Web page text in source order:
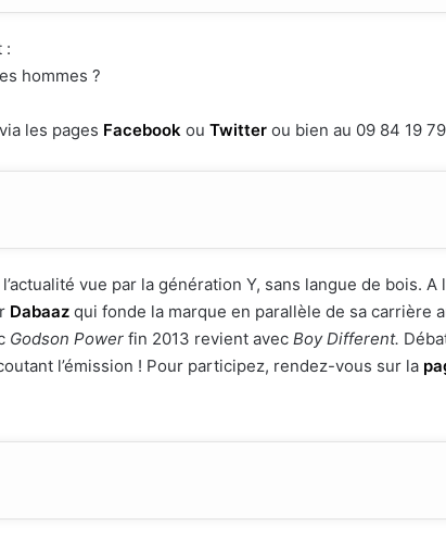
:
hommes ?
les pages Facebook ou Twitter ou bien au 09 84 19
l’actualité vue par la génération Y, sans langue de bois.
Dabaaz qui fonde la marque en parallèle de sa carrière
Godson Power fin 2013 revient avec Boy Different.
l’émission ! Pour participez, rendez-vous sur la